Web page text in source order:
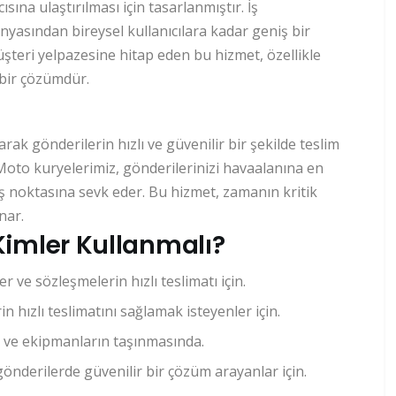
ulaştırılması için tasarlanmıştır. İş
bireysel kullanıcılara kadar geniş bir
yelpazesine hitap eden bu hizmet, özellikle
çözümdür.
gönderilerin hızlı ve güvenilir bir şekilde teslim
kuryelerimiz, gönderilerinizi havaalanına en
noktasına sevk eder. Bu hizmet, zamanın kritik
Kullanmalı?
ve sözleşmelerin hızlı teslimatı için.
hızlı teslimatını sağlamak isteyenler için.
ekipmanların taşınmasında.
güvenilir bir çözüm arayanlar için.